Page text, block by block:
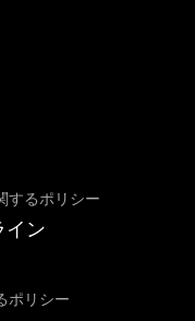
するポリシー
イン
ポリシー